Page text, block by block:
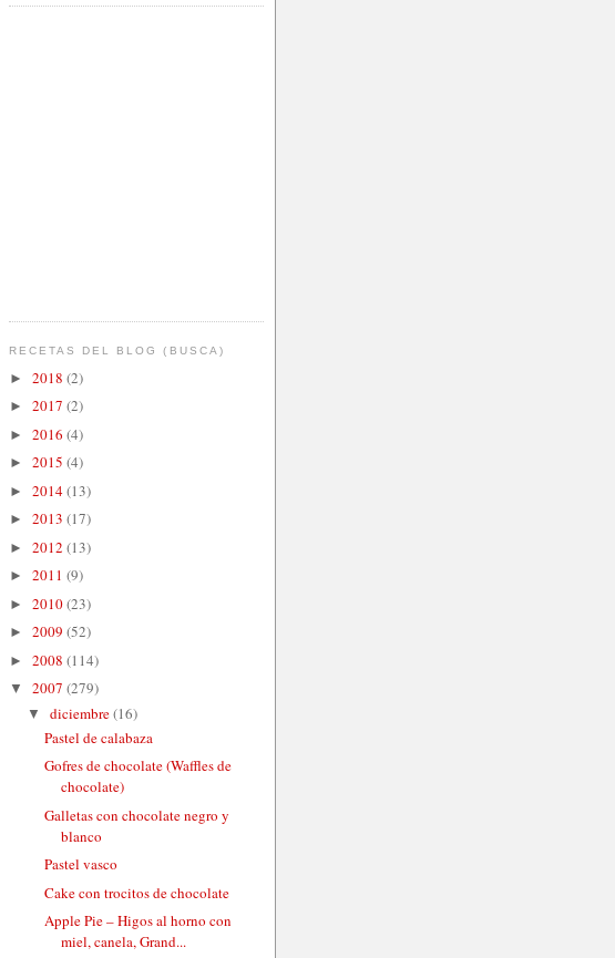
RECETAS DEL BLOG (BUSCA)
► 2018 (2)
► 2017 (2)
► 2016 (4)
► 2015 (4)
► 2014(13)
► 2013 (17)
► 2012 (13)
► 2011 (9)
► 2010(23)
► 2009 (52)
► 2008 (114)
▼ 2007 (279)
▼ diciembre(16)
Pastel de calabaza
Gofres de chocolate (Waffles de
chocolate)
Galletas con chocolate negro y
blanco
Pastel vasco
Cake con trocitos de chocolate
Apple Pie – Higos al horno con
miel, canela, Grand...